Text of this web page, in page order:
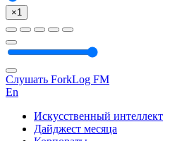
×1
Слушать ForkLog FM
En
Искусственный интеллект
Дайджест месяца